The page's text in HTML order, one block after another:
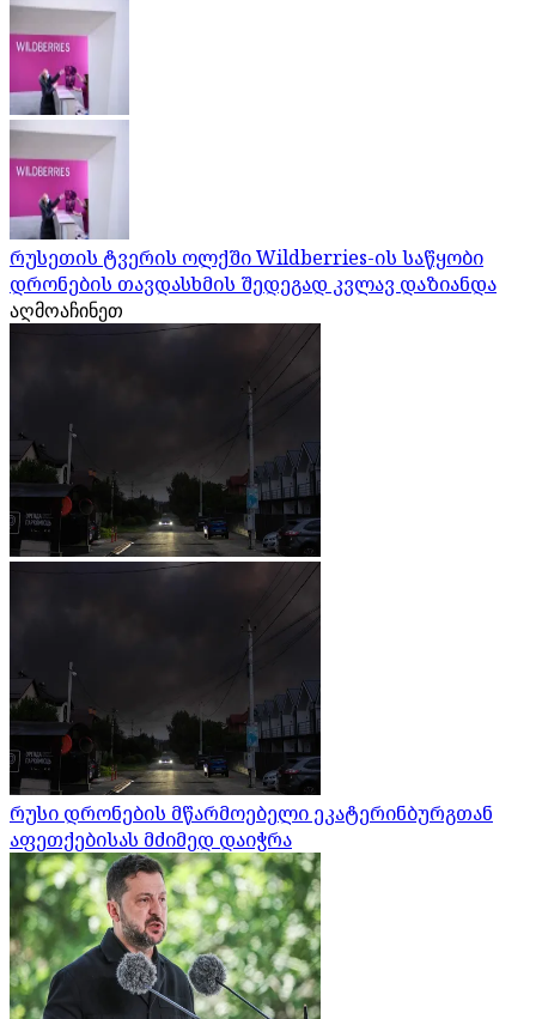
რუსეთის ტვერის ოლქში Wildberries-ის საწყობი
დრონების თავდასხმის შედეგად კვლავ დაზიანდა
აღმოაჩინეთ
რუსი დრონების მწარმოებელი ეკატერინბურგთან
აფეთქებისას მძიმედ დაიჭრა